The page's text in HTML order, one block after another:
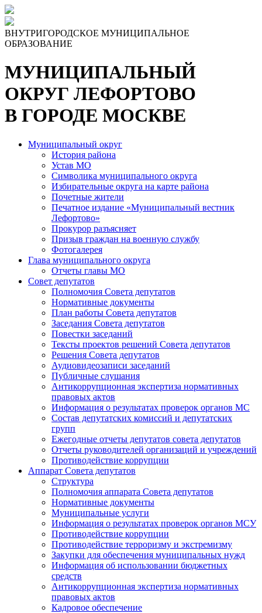
Skip
to
the
content
ВНУТРИГОРОДСКОЕ МУНИЦИПАЛЬНОЕ
ОБРАЗОВАНИЕ
МУНИЦИПАЛЬНЫЙ
ОКРУГ ЛЕФОРТОВО
В ГОРОДЕ МОСКВЕ
Муниципальный округ
История района
Устав МО
Символика муниципального округа
Избирательные округа на карте района
Почетные жители
Печатное издание «Муниципальный вестник
Лефортово»
Прокурор разъясняет
Призыв граждан на военную службу
Фотогалерея
Глава муниципального округа
Отчеты главы МО
Совет депутатов
Полномочия Совета депутатов
Нормативные документы
План работы Совета депутатов
Заседания Cовета депутатов
Повестки заседаний
Тексты проектов решений Совета депутатов
Решения Совета депутатов
Аудиовидеозаписи заседаний
Публичные слушания
Антикоррупционная экспертиза нормативных
правовых актов
Информация о результатах проверок органов МС
Состав депутатских комиссий и депутатских
групп
Ежегодные отчеты депутатов совета депутатов
Отчеты руководителей организаций и учреждений
Противодействие коррупции
Аппарат Совета депутатов
Структура
Полномочия аппарата Совета депутатов
Нормативные документы
Муниципальные услуги
Информация о результатах проверок органов МСУ
Противодействие коррупции
Противодействие терроризму и экстремизму
Закупки для обеспечения муниципальных нужд
Информация об использовании бюджетных
средств
Антикоррупционная экспертиза нормативных
правовых актов
Кадровое обеспечение